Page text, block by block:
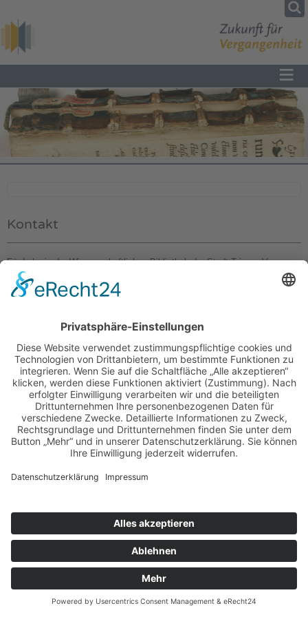
≡
Kontakt
Förderkreis der Wissenschaftlichen Bibliothek der Stadt Trier e. V.
Weberbach 25
54290 Trier
E-Mail: foerderverein@trier.de
Allgemein
Mitglied werden
Links
Datenschutzerklärung
© 2011-2023 | Förderkreis der Wissenschaftlichen Bibliothek der Stadt Trier e.V. - Zukunft für
Vergangenheit